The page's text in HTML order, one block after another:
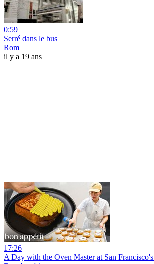
0:59
Serré dans le bus
Rom
il y a 19 ans
17:26
A Day with the Oven Master at San